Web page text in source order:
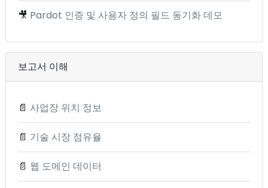
🎥 Pardot 인증 및 사용자 정의 필드 동기화 데모
보고서 이해
📄 사업장 위치 정보
📄 기술 시장 점유율
📄 웹 도메인 데이터